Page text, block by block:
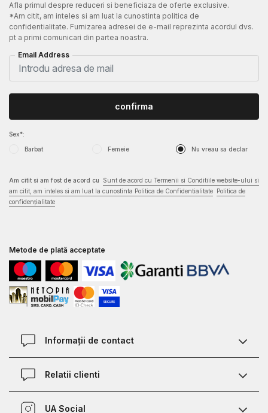
Afla primul despre reduceri si beneficiaza de oferte exclusive.
*Am citit, am inteles si am luat la cunostinta politica de
confidentialitate. Furnizarea adresei de e-mail reprezinta acordul dvs.
pt a primi comunicari din partea noastra.
Email Address
Sex*:
Barbat Femeie Nu vreau sa declar
confirma
Am citit si am fost de acord cu
Sunt de acord cu Termenii si Conditiile website-ului si
am citit, am inteles si am luat la cunostinta Politica de Confidentialitate
Politica de
confidențialitate
Metode de plată acceptate
Informații de contact
Contact
Defineste marimea
Relatii clienti
Termeni si conditii
UA Social